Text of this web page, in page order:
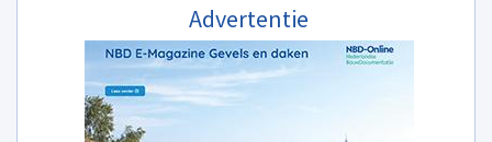
Advertentie